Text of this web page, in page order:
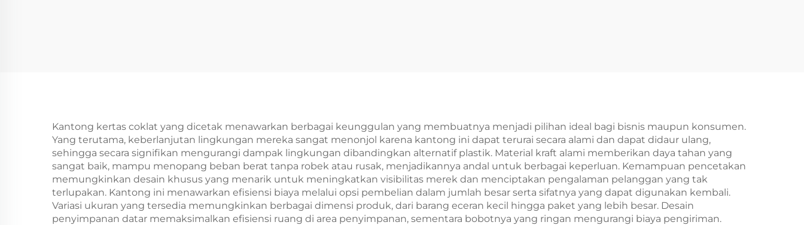
Kerajinan
Baru/Christmas
Kantong kertas coklat yang dicetak menawarkan berbagai keunggulan yang membuatnya menjadi pilihan ideal bagi bisnis maupun konsumen.
Yang terutama, keberlanjutan lingkungan mereka sangat menonjol karena kantong ini dapat terurai secara alami dan dapat didaur ulang,
sehingga secara signifikan mengurangi dampak lingkungan dibandingkan alternatif plastik. Material kraft alami memberikan daya tahan yang
sangat baik, mampu menopang beban berat tanpa robek atau rusak, menjadikannya andal untuk berbagai keperluan. Kemampuan pencetakan
memungkinkan desain khusus yang menarik untuk meningkatkan visibilitas merek dan menciptakan pengalaman pelanggan yang tak
terlupakan. Kantong ini menawarkan efisiensi biaya melalui opsi pembelian dalam jumlah besar serta sifatnya yang dapat digunakan kembali.
Variasi ukuran yang tersedia memungkinkan berbagai dimensi produk, dari barang eceran kecil hingga paket yang lebih besar. Desain
penyimpanan datar memaksimalkan efisiensi ruang di area penyimpanan, sementara bobotnya yang ringan mengurangi biaya pengiriman.